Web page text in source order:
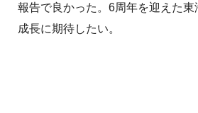
報告で良かった。6周年を迎えた東
成長に期待したい。